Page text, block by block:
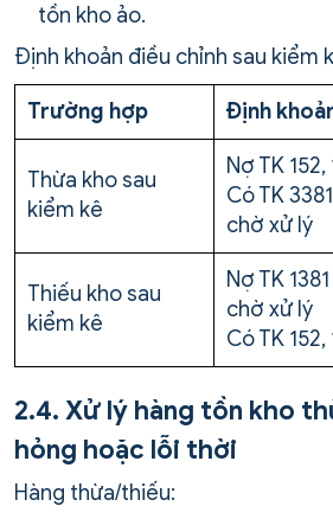
tồn kho ảo.
Định khoản điều chỉnh sau kiểm
Trường hợp Định
Thừa kho sau
kiểm kê
Nợ TK 152,
Có TK
chờ xử lý
Thiếu kho sau
kiểm kê
Nợ TK
chờ xử lý
Có TK 152,
2.4. Xử lý hàng tồn kho
hỏng hoặc lỗi thời
Hàng thừa/thiếu: